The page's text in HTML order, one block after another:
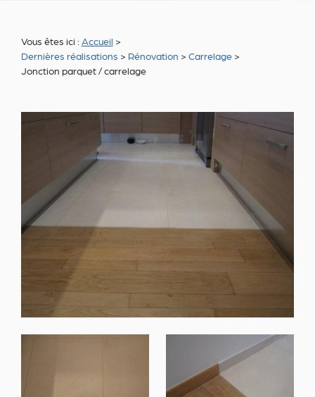
Vous êtes ici : Accueil >
Dernières réalisations > Rénovation > Carrelage>
Jonction parquet / carrelage